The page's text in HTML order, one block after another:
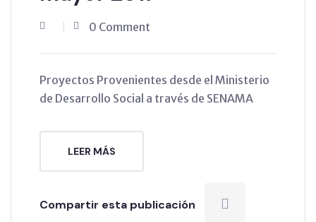
0 Comment
Proyectos Provenientes desde el Ministerio
de Desarrollo Social a través de SENAMA
LEER MÁS
Compartir esta publicación